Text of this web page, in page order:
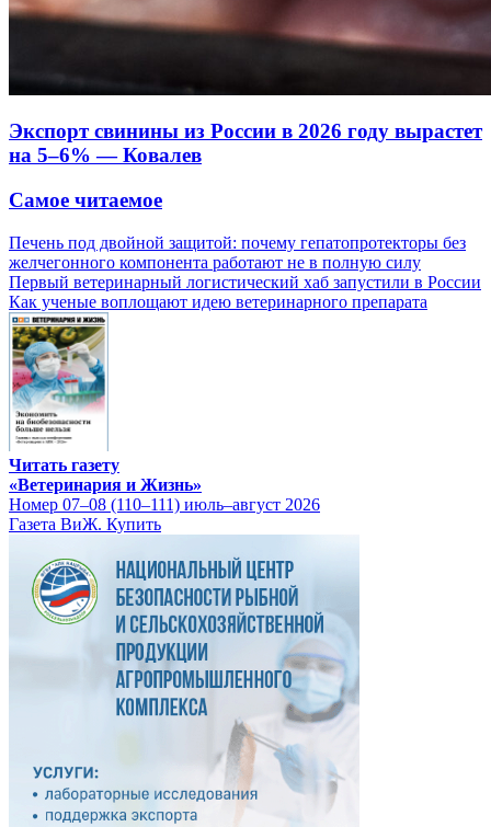
Экспорт свинины из России в 2026 году вырастет
на 5–6% — Ковалев
Самое читаемое
Печень под двойной защитой: почему гепатопротекторы без
желчегонного компонента работают не в полную силу
Первый ветеринарный логистический хаб запустили в России
Как ученые воплощают идею ветеринарного препарата
Читать газету
«Ветеринария и Жизнь»
Номер 07–08 (110–111) июль–август 2026
Газета ВиЖ. Купить